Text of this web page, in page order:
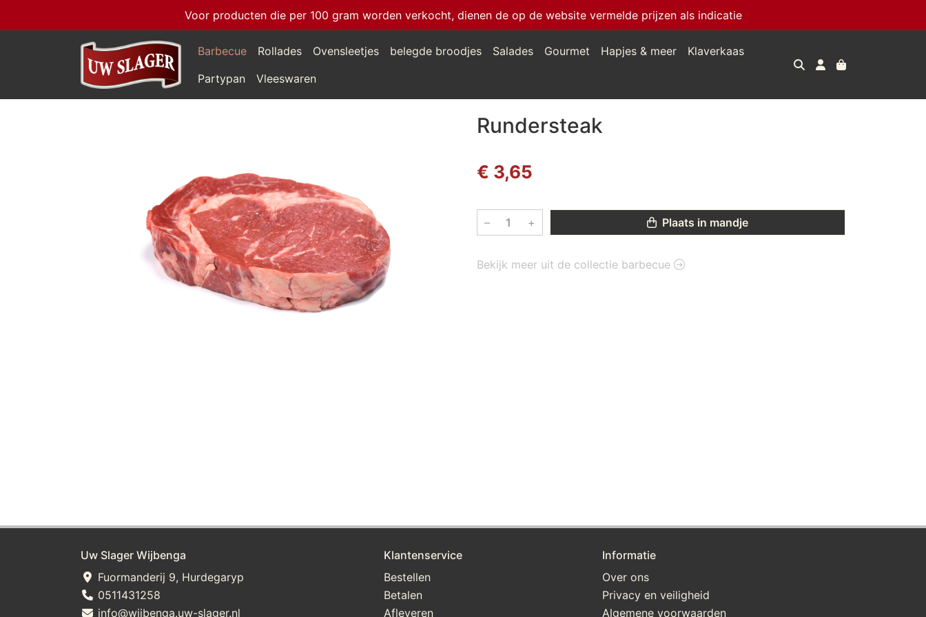
Voor producten die per 100 gram worden verkocht, dienen de op de website vermelde prijzen als indicatie
Barbecue Rollades Ovensleetjes belegde broodjes Salades Gourmet Hapjes & meer
Klaverkaas
Partypan
Vleeswaren
Rundersteak
€ 3,65
– + Plaats in mandje
Bekijk meer uit de collectie barbecue
Uw Slager Wijbenga
Fuormanderij 9, Hurdegaryp
0511431258
info@wijbenga.uw-slager.nl
Klantenservice
Bestellen
Betalen
Afleveren
Informatie
Over ons
Privacy en veiligheid
Algemene voorwaarden